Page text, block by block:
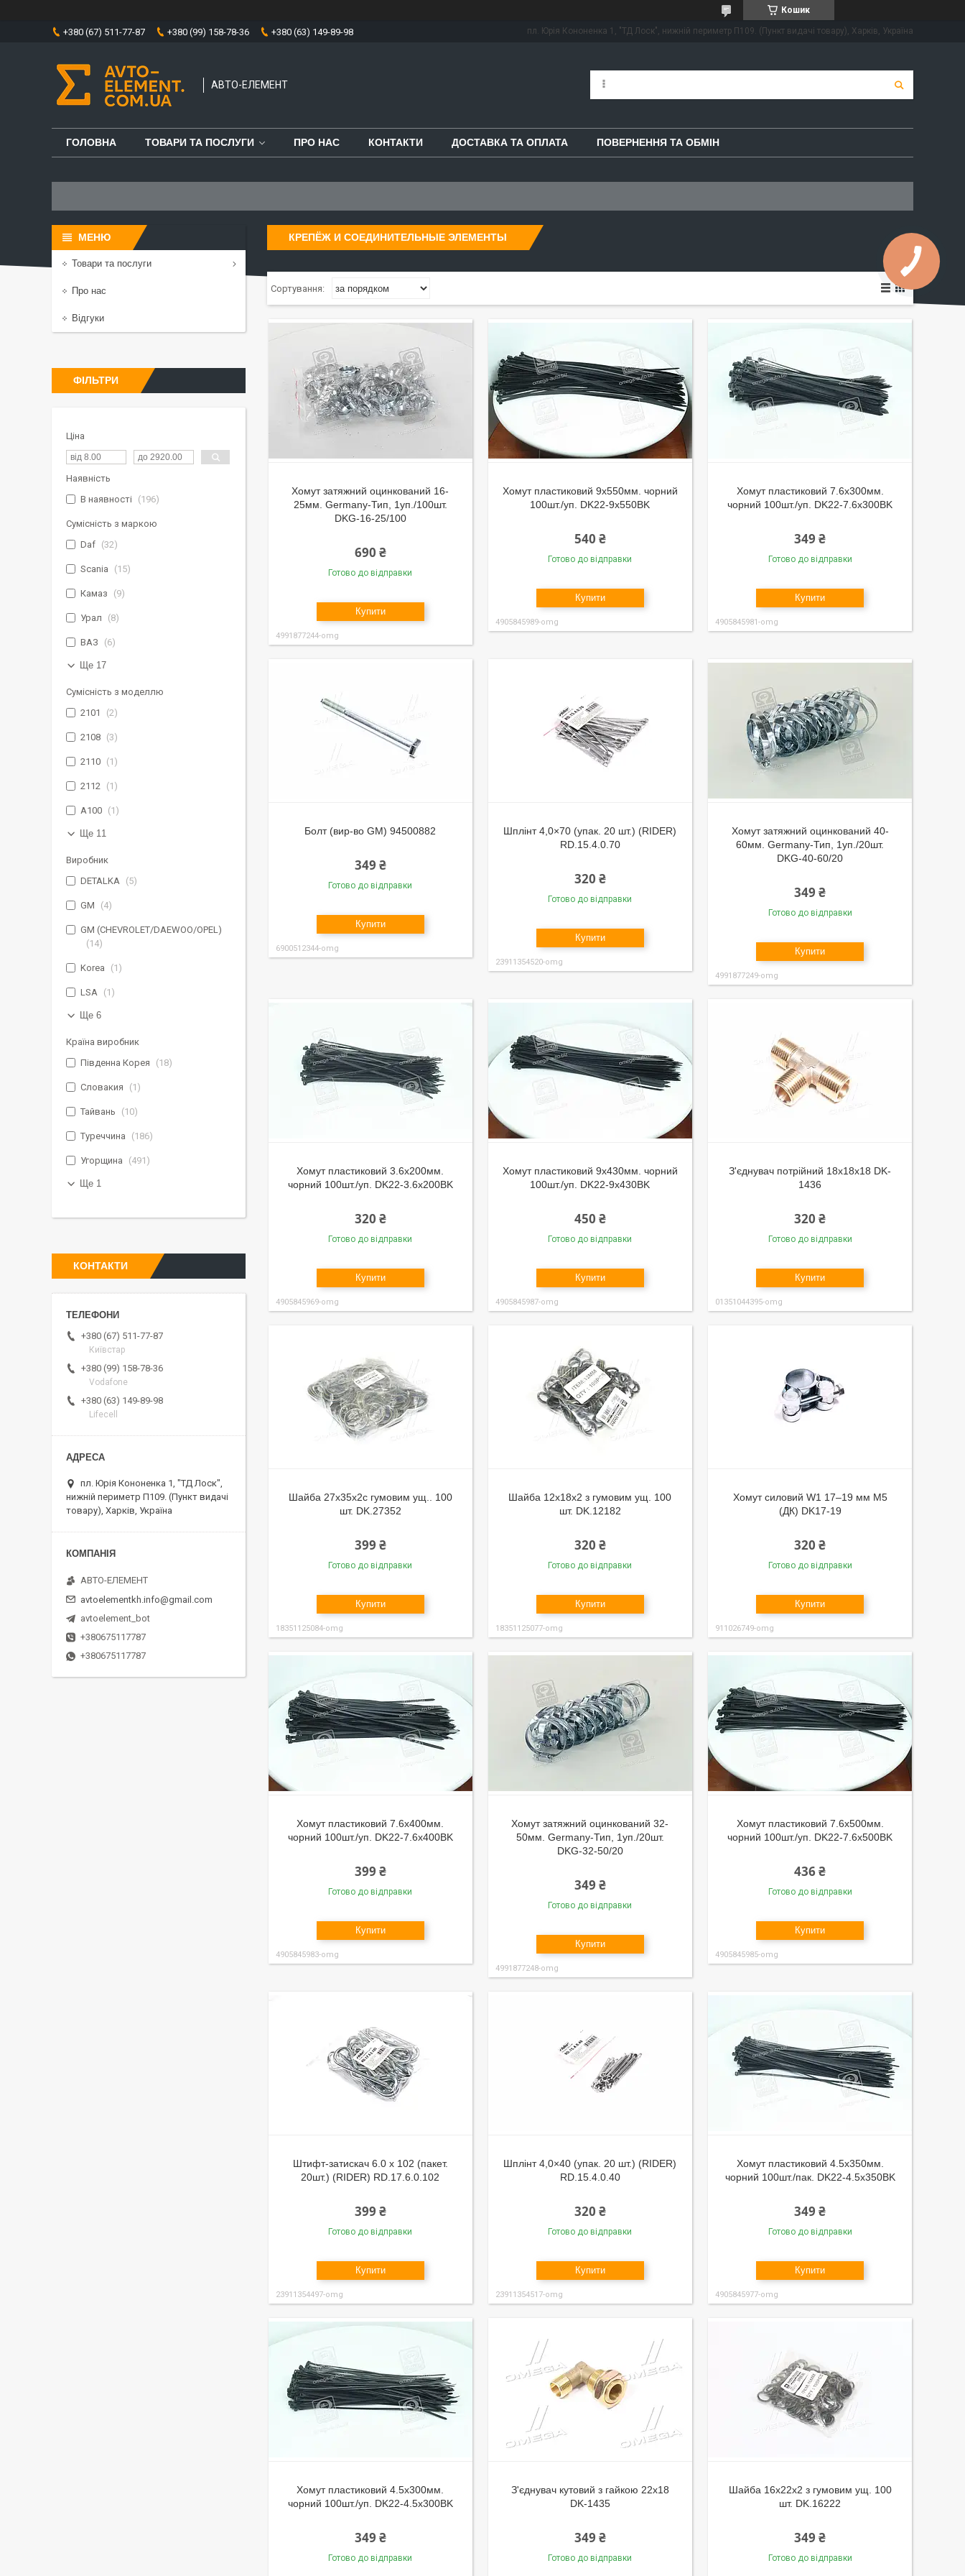
Кошик
+380 (67) 511-77-87 +380 (99) 158-78-36 +380 (63) 149-89-98 пл. Юрія Кононенка 1, "ТД Лоск", нижній периметр П109. (Пункт видачі товару), Харків, Україна
АВТО-ЕЛЕМЕНТ
ГОЛОВНА ТОВАРИ ТА ПОСЛУГИ ПРО НАС КОНТАКТИ ДОСТАВКА ТА ОПЛАТА ПОВЕРНЕННЯ ТА ОБМІН
КРЕПЁЖ И СОЕДИНИТЕЛЬНЫЕ ЭЛЕМЕНТЫ
Хомут затяжний оцинкований 16-
25мм. Germany-Тип, 1уп./100шт.
DKG-16-25/100
690 ₴
Готово до відправки
Купити
4991877244-omg
Хомут пластиковий 9х550мм. чорний
100шт./уп. DK22-9х550BK
540 ₴
Готово до відправки
Купити
4905845989-omg
Хомут пластиковий 7.6х300мм.
чорний 100шт./уп. DK22-7.6х300BK
349 ₴
Готово до відправки
Купити
4905845981-omg
Болт (вир-во GM) 94500882
349 ₴
Готово до відправки
Купити
6900512344-omg
Шплінт 4,0×70 (упак. 20 шт.) (RIDER)
RD.15.4.0.70
320 ₴
Готово до відправки
Купити
23911354520-omg
Хомут затяжний оцинкований 40-
60мм. Germany-Тип, 1уп./20шт.
DKG-40-60/20
349 ₴
Готово до відправки
Купити
4991877249-omg
Хомут пластиковий 3.6х200мм.
чорний 100шт./уп. DK22-3.6х200BK
320 ₴
Готово до відправки
Купити
4905845969-omg
Хомут пластиковий 9х430мм. чорний
100шт./уп. DK22-9х430BK
450 ₴
Готово до відправки
Купити
4905845987-omg
З'єднувач потрійний 18х18х18 DK-
1436
320 ₴
Готово до відправки
Купити
01351044395-omg
Шайба 27х35х2с гумовим ущ.. 100
шт. DK.27352
399 ₴
Готово до відправки
Купити
18351125084-omg
Шайба 12х18х2 з гумовим ущ. 100
шт. DK.12182
320 ₴
Готово до відправки
Купити
18351125077-omg
Хомут силовий W1 17–19 мм М5
(ДК) DK17-19
320 ₴
Готово до відправки
Купити
911026749-omg
Хомут пластиковий 7.6х400мм.
чорний 100шт./уп. DK22-7.6х400BK
399 ₴
Готово до відправки
Купити
4905845983-omg
Хомут затяжний оцинкований 32-
50мм. Germany-Тип, 1уп./20шт.
DKG-32-50/20
349 ₴
Готово до відправки
Купити
4991877248-omg
Хомут пластиковий 7.6х500мм.
чорний 100шт./уп. DK22-7.6х500BK
436 ₴
Готово до відправки
Купити
4905845985-omg
Штифт-затискач 6.0 x 102 (пакет.
20шт.) (RIDER) RD.17.6.0.102
399 ₴
Готово до відправки
Купити
23911354497-omg
Шплінт 4,0×40 (упак. 20 шт.) (RIDER)
RD.15.4.0.40
320 ₴
Готово до відправки
Купити
23911354517-omg
Хомут пластиковий 4.5х350мм.
чорний 100шт./пак. DK22-4.5х350BK
349 ₴
Готово до відправки
Купити
4905845977-omg
Хомут пластиковий 4.5х300мм.
чорний 100шт./уп. DK22-4.5х300BK
349 ₴
Готово до відправки
З'єднувач кутовий з гайкою 22х18
DK-1435
349 ₴
Готово до відправки
Шайба 16х22х2 з гумовим ущ. 100
шт. DK.16222
349 ₴
Готово до відправки
Товари та послуги
Про нас
Відгуки
ФІЛЬТРИ
Ціна
Наявність
В наявності
196
Сумісність з маркою
Daf
32
Scania 15
Камаз 9
Урал 8
ВАЗ 6
Ще 17
Сумісність з моделлю
2101
2
2108 3
2110 1
2112 1
A100 1
Ще 11
Виробник
DETALKA
5
GM 4
GM (CHEVROLET/DAEWOO/OPEL)
14
Korea 1
LSA 1
Ще 6
Країна виробник
Південна Корея
18
Словакия 1
Тайвань 10
Туреччина 186
Угорщина 491
Ще 1
КОНТАКТИ
+380 (67) 511-77-87
Київстар
+380 (99) 158-78-36
Vodafone
+380 (63) 149-89-98
Lifecell
пл. Юрія Кононенка 1, "ТД Лоск",
нижній периметр П109. (Пункт видачі
товару), Харків, Україна
АВТО-ЕЛЕМЕНТ
avtoelementkh.info@gmail.com
avtoelement_bot
+380675117787
+380675117787